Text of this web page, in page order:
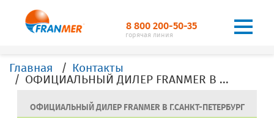
8 800 200-50-35
горячая линия
Главная
Контакты
ОФИЦИАЛЬНЫЙ ДИЛЕР FRANMER В Г. Санкт-Петербург
ОФИЦИАЛЬНЫЙ ДИЛЕР FRANMER В Г.САНКТ-ПЕТЕРБУРГ